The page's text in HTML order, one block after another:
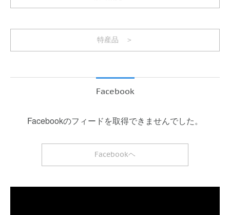
特産品 ＞
Facebook
Facebookのフィードを取得できませんでした。
Facebookヘ